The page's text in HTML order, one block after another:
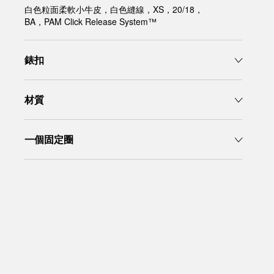
白色粒面柔軟小牛皮，白色縫線，XS，20/18，
BA，PAM Click Release System™
錶扣
材質
一個固定圈